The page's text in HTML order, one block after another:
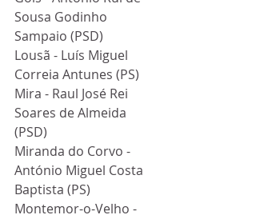
Sousa Godinho
Sampaio (PSD)
Lousã - Luís Miguel
Correia Antunes (PS)
Mira - Raul José Rei
Soares de Almeida
(PSD)
Miranda do Corvo -
António Miguel Costa
Baptista (PS)
Montemor-o-Velho -